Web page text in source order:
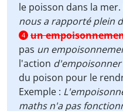
le poisson dans la mer.
nous a rapporté plein
4 un
pas un
l'action d'empoisonner
du poison pour le
Exemple :
maths n'a pas